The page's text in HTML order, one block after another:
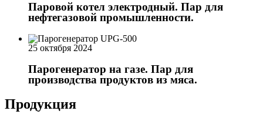
Паровой котел электродный. Пар для
нефтегазовой промышленности.
25 октября 2024
Парогенератор на газе. Пар для
производства продуктов из мяса.
Продукция